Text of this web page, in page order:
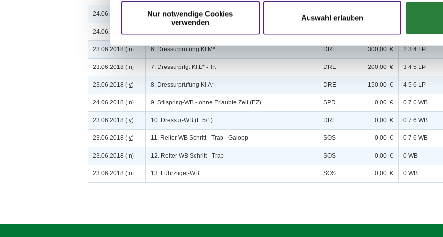
Nur notwendige Cookies
verwenden
Auswahl erlauben
24.06.2018 ( 4. Stilspringprüfung Kl.A* mit Standardanforderungen SPR
24.06.2018 ( 1 2 3 4 5 6 LP
23.06.2018 ( n) 6. Dressurprüfung Kl.M* DRE 300,00 € 2 3 4 LP
23.06.2018 ( n) 7. Dressurprfg. Kl.L* - Tr. DRE 200,00 € 3 4 5 LP
23.06.2018 ( v) 8. Dressurprüfung Kl.A* DRE 150,00 € 4 5 6 LP
24.06.2018 ( n) 9. Stilspring-WB - ohne Erlaubte Zeit (EZ) SPR 0,00 € 0 7 6 WB
23.06.2018 ( v) 10. Dressur-WB (E 5/1) DRE 0,00 € 0 7 6 WB
23.06.2018 ( v) 11. Reiter-WB Schritt - Trab - Galopp SOS 0,00 € 0 7 6 WB
23.06.2018 ( n) 12. Reiter-WB Schritt - Trab SOS 0,00 € 0 WB
23.06.2018 ( n) 13. Führzügel-WB SOS 0,00 € 0 WB